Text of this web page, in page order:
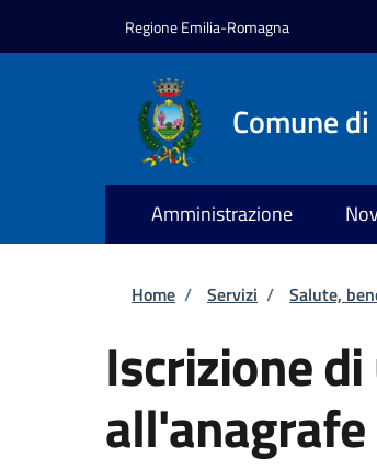
Regione Emilia-Romagna
Comune
Amministrazione
Briciole di
Home / Servizi / Salute,
Iscrizione